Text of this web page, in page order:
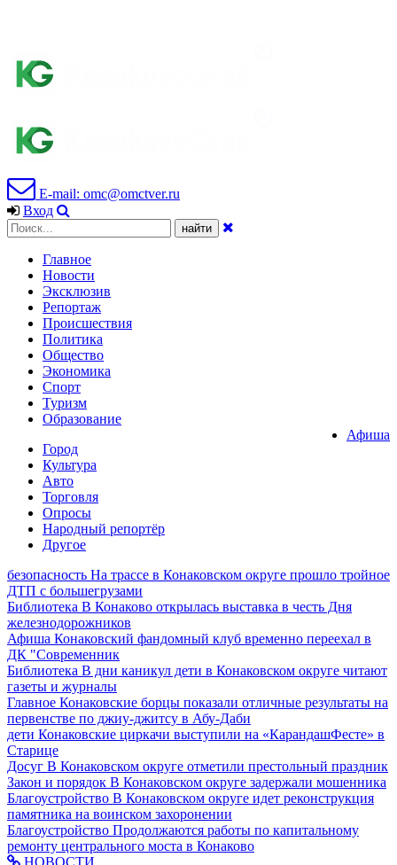
E-mail: omc@omctver.ru
Вход
Главное
Новости
Эксклюзив
Репортаж
Происшествия
Политика
Общество
Экономика
Спорт
Туризм
Образование
Афиша
Город
Культура
Авто
Торговля
Опросы
Народный репортёр
Другое
безопасность На трассе в Конаковском округе прошло тройное
ДТП с большегрузами
Библиотека В Конаково открылась выставка в честь Дня
железнодорожников
Афиша Конаковский фандомный клуб временно переехал в
ДК "Современник
Библиотека В дни каникул дети в Конаковском округе читают
газеты и журналы
Главное Конаковские борцы показали отличные результаты на
первенстве по джиу-джитсу в Абу-Даби
дети Конаковские циркачи выступили на «КарандашФесте» в
Старице
Досуг В Конаковском округе отметили престольный праздник
Закон и порядок В Конаковском округе задержали мошенника
Благоустройство В Конаковском округе идет реконструкция
памятника на воинском захоронении
Благоустройство Продолжаются работы по капитальному
ремонту центрального моста в Конаково
НОВОСТИ